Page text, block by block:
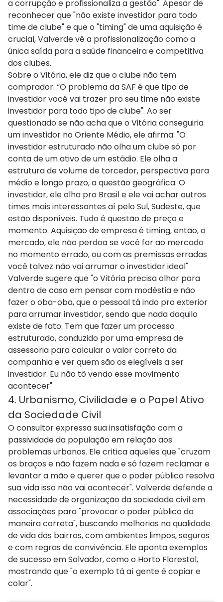
a corrupção e profissionaliza a gestão". Apesar de
reconhecer que "não existe investidor para todo
time de clube" e que o "timing" de uma aquisição é
crucial, Valverde vê a profissionalização como a
única saída para a saúde financeira e competitiva
dos clubes.
Sobre o Vitória, ele diz que o clube não tem
comprador. “O problema da SAF é que tipo de
investidor você vai trazer pro seu time não existe
investidor para todo tipo de clube". Ao ser
questionado se não acha que o Vitória conseguiria
um investidor no Oriente Médio, ele afirma: "O
investidor estruturado não olha um clube só por
conta de um ativo de um estádio. Ele olha a
estrutura de volume de torcedor, perspectiva para
médio e longo prazo, a questão geográfica. O
investidor, ele olha pro Brasil e ele vai achar outros
times mais interessantes aí pelo Sul, Sudeste, que
estão disponíveis. Tudo é questão de preço e
momento. Aquisição de empresa é timing, então, o
mercado, ele não perdoa se você for ao mercado
no momento errado, ou com as premissas erradas
você talvez não vai arrumar o investidor ideal"
Valverde sugere que "o Vitória precisa olhar para
dentro de casa em pensar com modéstia e não
fazer o oba-oba, que o pessoal tá indo pro exterior
para arrumar investidor, sendo que nada daquilo
existe de fato. Tem que fazer um processo
estruturado, conduzido por uma empresa de
assessoria para calcular o valor correto da
companhia e ver quem são os elegíveis a ser
investidor. Eu não tô vendo esse movimento
acontecer"
4. Urbanismo, Civilidade e o Papel Ativo
da Sociedade Civil
O consultor expressa sua insatisfação com a
passividade da população em relação aos
problemas urbanos. Ele critica aqueles que "cruzam
os braços e não fazem nada e só fazem reclamar e
levantar a mão e querer que o poder público resolva
sua vida isso não vai acontecer". Valverde defende a
necessidade de organização da sociedade civil em
associações para "provocar o poder público da
maneira correta", buscando melhorias na qualidade
de vida dos bairros, com ambientes limpos, seguros
e com regras de convivência. Ele aponta exemplos
de sucesso em Salvador, como o Horto Florestal,
mostrando que "o exemplo tá aí gente é copiar e
colar".